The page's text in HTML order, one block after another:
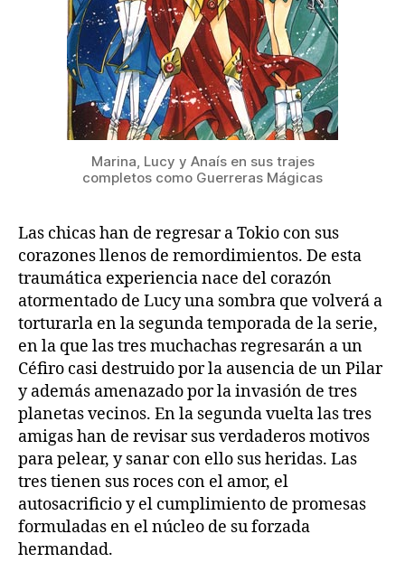
Marina, Lucy y Anaís en sus trajes
completos como Guerreras Mágicas
Las chicas han de regresar a Tokio con sus
corazones llenos de remordimientos. De esta
traumática experiencia nace del corazón
atormentado de Lucy una sombra que volverá a
torturarla en la segunda temporada de la serie,
en la que las tres muchachas regresarán a un
Céfiro casi destruido por la ausencia de un Pilar
y además amenazado por la invasión de tres
planetas vecinos. En la segunda vuelta las tres
amigas han de revisar sus verdaderos motivos
para pelear, y sanar con ello sus heridas. Las
tres tienen sus roces con el amor, el
autosacrificio y el cumplimiento de promesas
formuladas en el núcleo de su forzada
hermandad.